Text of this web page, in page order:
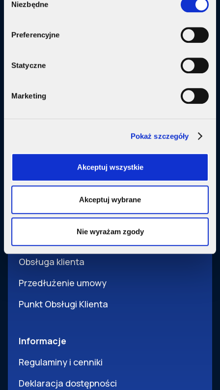
Selection
Niezbędne
Preferencyjne
Statyczne
Marketing
Pokaż szczegóły
Akceptuj wszystkie
Akceptuj wybrane
Nie wyrażam zgody
Internet + telewizja
Internet + plan komórkowy
Małe firmy
SupermediaGo
Pomoc i obsługa
Obsługa klienta
Przedłużenie umowy
Punkt Obsługi Klienta
Informacje
Regulaminy i cenniki
Deklaracja dostępności